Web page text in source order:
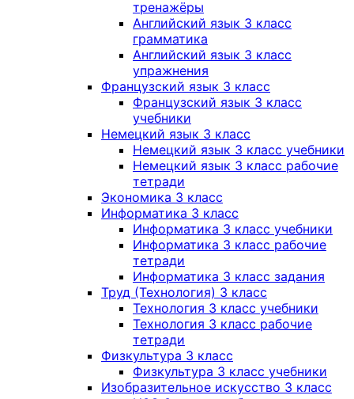
тренажёры
Английский язык 3 класс
грамматика
Английский язык 3 класс
упражнения
Французский язык 3 класс
Французский язык 3 класс
учебники
Немецкий язык 3 класс
Немецкий язык 3 класс учебники
Немецкий язык 3 класс рабочие
тетради
Экономика 3 класс
Информатика 3 класс
Информатика 3 класс учебники
Информатика 3 класс рабочие
тетради
Информатика 3 класс задания
Труд (Технология) 3 класс
Технология 3 класс учебники
Технология 3 класс рабочие
тетради
Физкультура 3 класс
Физкультура 3 класс учебники
Изобразительное искусство 3 класс